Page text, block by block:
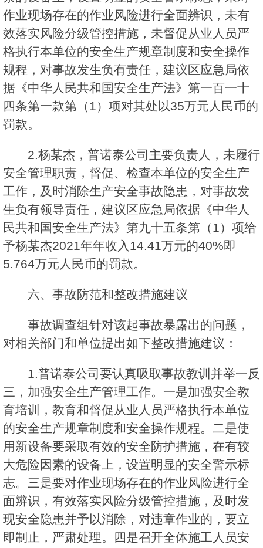
作业现场存在的作业风险进行全面辨识，未有
效落实风险分级管控措施，未督促从业人员严
格执行本单位的安全生产规章制度和安全操作
规程，对事故发生负有责任，建议区应急局依
据《中华人民共和国安全生产法》第一百一十
四条第一款第（1）项对其处以35万元人民币的
罚款。
2.杨某杰，普诺泰公司主要负责人，未履行
安全管理职责，督促、检查本单位的安全生产
工作，及时消除生产安全事故隐患，对事故发
生负有领导责任，建议区应急局依据《中华人
民共和国安全生产法》第九十五条第（1）项给
予杨某杰2021年年收入14.41万元的40%即
5.764万元人民币的罚款。
六、事故防范和整改措施建议
事故调查组针对该起事故暴露出的问题，
对相关部门和单位提出如下整改措施建议：
1.普诺泰公司要认真吸取事故教训并举一反
三，加强安全生产管理工作。一是加强安全教
育培训，教育和督促从业人员严格执行本单位
的安全生产规章制度和安全操作规程。二是使
用新设备要采取有效的安全防护措施，在有较
大危险因素的设备上，设置明显的安全警示标
志。三是要对作业现场存在的作业风险进行全
面辨识，有效落实风险分级管控措施，及时发
现安全隐患并予以消除，对违章作业的，要立
即制止，严肃处理。四是召开全体施工人员安